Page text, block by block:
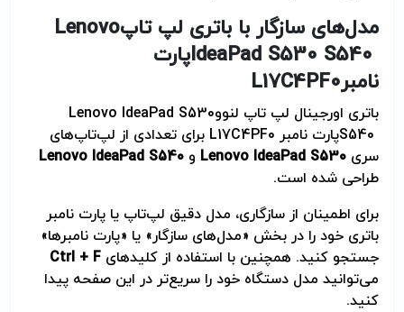
مدل‌های سازگار با باتری لپ تاپLenovo
IdeaPad S530 S540پارت
نامبرL17C4PF0
باتری اورجینال لپ تاپ لنووLenovo IdeaPad S530
S540پارت نامبر L17C4PF0 برای تعدادی از لپ‌تاپ‌های
سری Lenovo IdeaPad S530 و Lenovo IdeaPad S540
طراحی شده است.
برای اطمینان از سازگاری، مدل دقیق لپ‌تاپ یا پارت نامبر
باتری خود را در بخش «مدل‌های سازگار» یا «پارت نامبرها»
جستجو کنید. همچنین با استفاده از کلیدهای Ctrl + F
می‌توانید مدل دستگاه خود را سریع‌تر در این صفحه پیدا
کنید.